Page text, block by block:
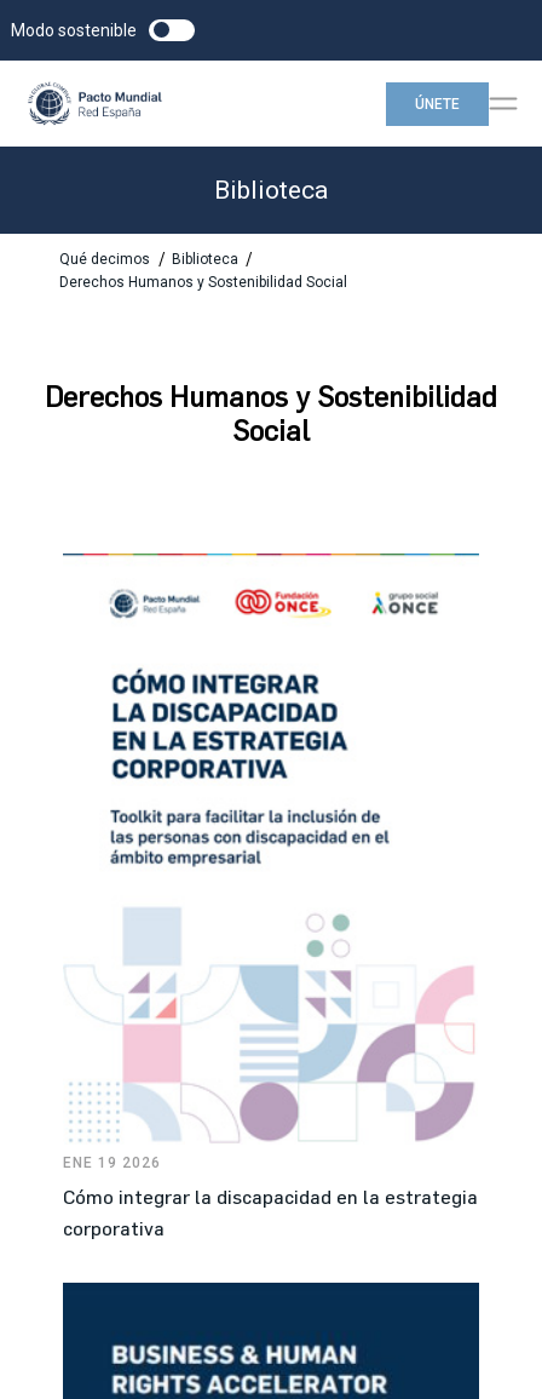
Modo sostenible
ÚNETE
Biblioteca
Qué decimos / Biblioteca /
Derechos Humanos y Sostenibilidad Social
Derechos Humanos y Sostenibilidad
Social
ENE 19 2026
Cómo integrar la discapacidad en la estrategia
corporativa